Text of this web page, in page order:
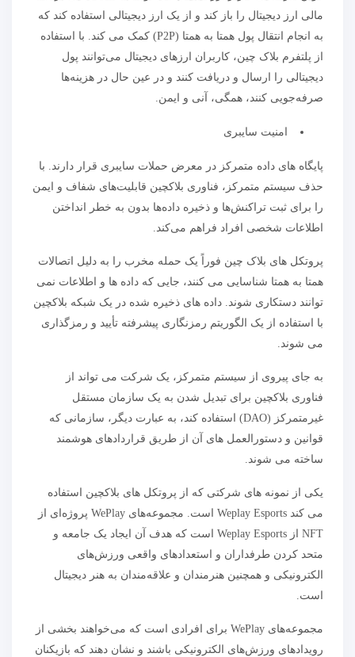
مالی ارز دیجیتال را باز کند و از یک ارز دیجیتالی استفاده کند که
به انجام انتقال پول همتا به همتا (P2P) کمک می کند. با استفاده
از پلتفرم بلاک چین، کاربران ارزهای دیجیتال می‌توانند پول
دیجیتالی را ارسال و دریافت کنند و در عین حال در هزینه‌ها
صرفه‌جویی کنند، همگی، آنی و ایمن.
امنیت سایبری
پایگاه های داده متمرکز در معرض حملات سایبری قرار دارند. با
حذف سیستم متمرکز، فناوری بلاکچین قابلیت‌های شفاف و ایمن
را برای ثبت تراکنش‌ها و ذخیره داده‌ها بدون به خطر انداختن
اطلاعات شخصی افراد فراهم می‌کند.
پروتکل های بلاک چین فوراً یک حمله مخرب را به دلیل اتصالات
همتا به همتا شناسایی می کنند، جایی که داده ها و اطلاعات نمی
توانند دستکاری شوند. داده های ذخیره شده در یک شبکه بلاکچین
با استفاده از یک الگوریتم رمزنگاری پیشرفته تأیید و رمزگذاری
می شوند.
به جای پیروی از سیستم متمرکز، یک شرکت می تواند از
فناوری بلاکچین برای تبدیل شدن به یک سازمان مستقل
غیرمتمرکز (DAO) استفاده کند، به عبارت دیگر، سازمانی که
قوانین و دستورالعمل های آن از طریق قراردادهای هوشمند
ساخته می شوند.
یکی از نمونه های شرکتی که از پروتکل های بلاکچین استفاده
می کند Weplay Esports است. مجموعه‌های WePlay پروژه‌ای از
NFT از Weplay Esports است که هدف آن ایجاد یک جامعه و
متحد کردن طرفداران و استعدادهای واقعی ورزش‌های
الکترونیکی و همچنین هنرمندان و علاقه‌مندان به هنر دیجیتال
است.
مجموعه‌های WePlay برای افرادی است که می‌خواهند بخشی از
رویدادهای ورزش‌های الکترونیکی باشند و نشان دهند که بازیکنان